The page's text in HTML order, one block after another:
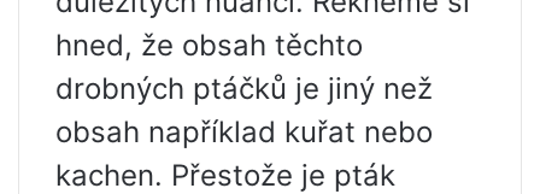
hned, že obsah těchto
drobných ptáčků je jiný než
obsah například kuřat nebo
kachen. Přestože je pták